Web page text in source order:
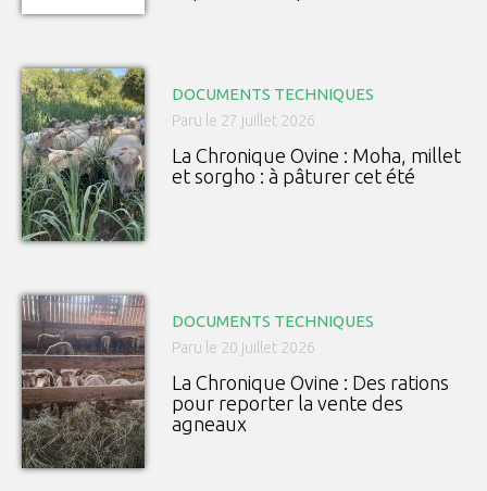
DOCUMENTS TECHNIQUES
Paru le 27 juillet 2026
La Chronique Ovine : Moha, millet
et sorgho : à pâturer cet été
DOCUMENTS TECHNIQUES
Paru le 20 juillet 2026
La Chronique Ovine : Des rations
pour reporter la vente des
agneaux